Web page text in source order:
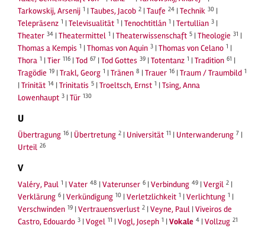
Tarkowskij, Arsenij 1 |Taubes, Jacob 2 |Taufe 24 |Technik 30 |
Telepräsenz 1 |Televisualität 1 |Tenochtitlán 1 |Tertullian 3 |
Theater 34 |Theatermittel 1 |Theaterwissenschaft 5 |Theologie 31 |
Thomas a Kempis 1 |Thomas von Aquin 3 |Thomas von Celano 1 |
Thora 1 |Tier 116 |Tod 67 |Tod Gottes 39 |Totentanz 1 |Tradition 61 |
Tragödie 19 |Trakl, Georg 1 |Tränen 8 |Trauer 16 |Traum / Traumbild 1
|Trinität 14 |Trinitatis 5 |Troeltsch, Ernst 1 |Tsing, Anna
Lowenhaupt 3 |Tür 130
U
Übertragung 16 | Übertretung 2 | Universität 11 | Unterwanderung 7 |
Urteil 26
V
Valéry, Paul 1 |Vater 48 |Vaterunser 6 |Verbindung 49 |Vergil 2 |
Verklärung 6 |Verkündigung 10 |Verletzlichkeit 1 |Verlichtung 1 |
Verschwinden 19 |Vertrauensverlust 2 |Veyne, Paul |Viveiros de
Castro, Edouardo 3 |Vogel 11 |Vogl, Joseph 1 |Vokale 4 |Vollzug 21